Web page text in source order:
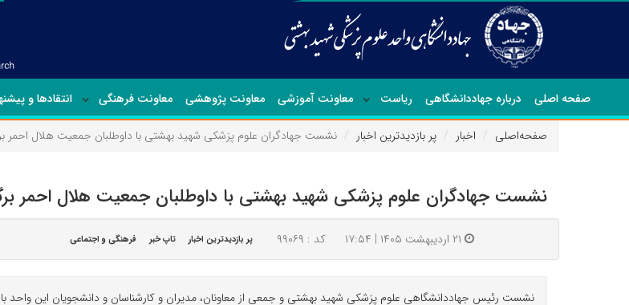
صفحه اصلی درباره جهاددانشگاهی ریاست معاونت آموزشی معاونت پژوهشی معاونت فرهنگی انتقادها و
صفحه‌اصلی اخبار پر بازدیدترین اخبار نشست جهادگران علوم پزشکی شهید بهشتی با داوطلبان جمعیت هلال احمر
نشست جهادگران علوم پزشکی شهید بهشتی با داوطلبان جمعیت هلال احمر
کد : ۹۹۰۶۹ پر بازدیدترین اخبار تاپ خبر فرهنگی و اجتماعی